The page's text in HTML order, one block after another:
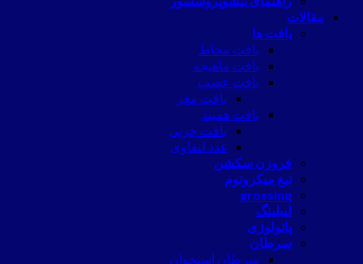
مقالات
بافت ها
بافت مخاط
بافت ماهیچه
بافت عصب
بافت مغز
بافت همبند
بافت چربی
غدد لنفاوی
فروزن سکشن
تیغ میکروتوم
grossing
لیبلینگ
پاتولوژی
سرطان
سرطان استخوان